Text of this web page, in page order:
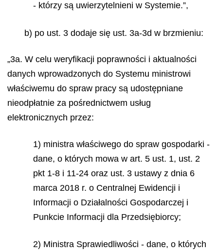
- którzy są uwierzytelnieni w Systemie.”,
b) po ust. 3 dodaje się ust. 3a-3d w brzmieniu:
„3a. W celu weryfikacji poprawności i aktualności
danych wprowadzonych do Systemu ministrowi
właściwemu do spraw pracy są udostępniane
nieodpłatnie za pośrednictwem usług
elektronicznych przez:
1) ministra właściwego do spraw gospodarki -
dane, o których mowa w art. 5 ust. 1, ust. 2
pkt 1-8 i 11-24 oraz ust. 3 ustawy z dnia 6
marca 2018 r. o Centralnej Ewidencji i
Informacji o Działalności Gospodarczej i
Punkcie Informacji dla Przedsiębiorcy;
2) Ministra Sprawiedliwości - dane, o których